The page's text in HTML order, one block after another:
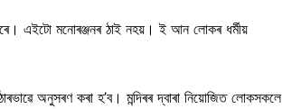
এইটো মনোৰঞ্জনৰ ঠাই নহয়। ই আন লোকৰ ধৰ্মীয়
অনুসৰণ কৰা হ’ব। মন্দিৰৰ দ্বাৰা নিয়োজিত লোকসকলে